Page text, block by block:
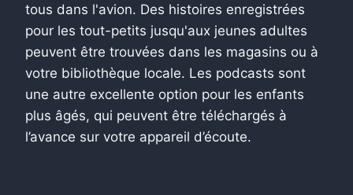
tous dans l'avion. Des histoires enregistrées
pour les tout-petits jusqu'aux jeunes adultes
peuvent être trouvées dans les magasins ou à
votre bibliothèque locale. Les podcasts sont
une autre excellente option pour les enfants
plus âgés, qui peuvent être téléchargés à
l’avance sur votre appareil d’écoute.